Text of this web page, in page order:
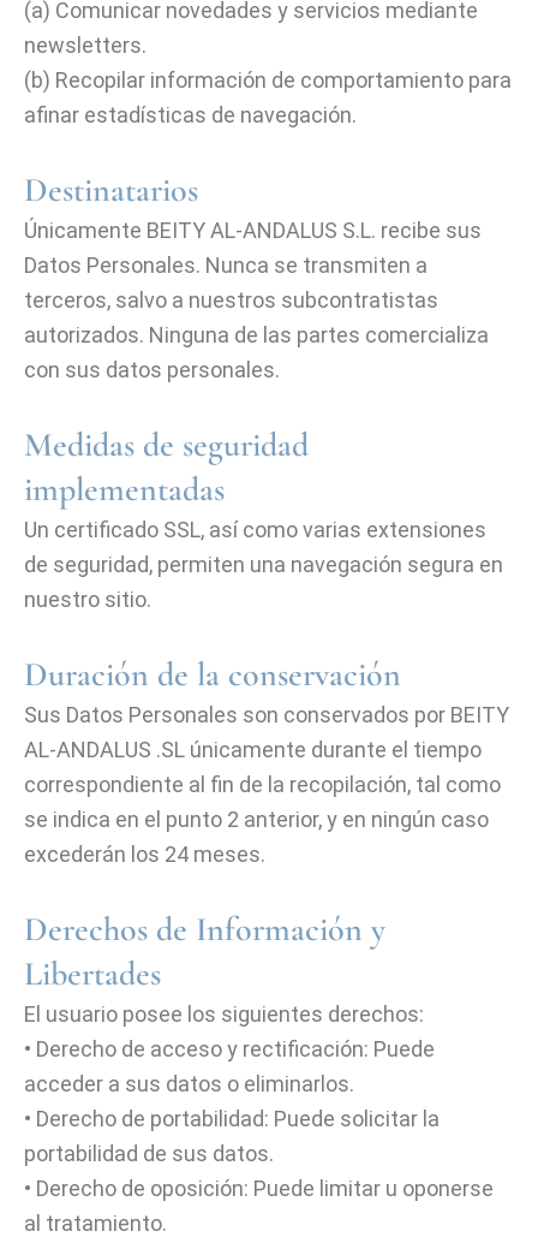
(a) Comunicar novedades y servicios mediante
newsletters.
(b) Recopilar información de comportamiento para
afinar estadísticas de navegación.
Destinatarios
Únicamente BEITY AL-ANDALUS S.L. recibe sus
Datos Personales. Nunca se transmiten a
terceros, salvo a nuestros subcontratistas
autorizados. Ninguna de las partes comercializa
con sus datos personales.
Medidas de seguridad
implementadas
Un certificado SSL, así como varias extensiones
de seguridad, permiten una navegación segura en
nuestro sitio.
Duración de la conservación
Sus Datos Personales son conservados por BEITY
AL-ANDALUS .SL únicamente durante el tiempo
correspondiente al fin de la recopilación, tal como
se indica en el punto 2 anterior, y en ningún caso
excederán los 24 meses.
Derechos de Información y
Libertades
El usuario posee los siguientes derechos:
• Derecho de acceso y rectificación: Puede
acceder a sus datos o eliminarlos.
• Derecho de portabilidad: Puede solicitar la
portabilidad de sus datos.
• Derecho de oposición: Puede limitar u oponerse
al tratamiento.